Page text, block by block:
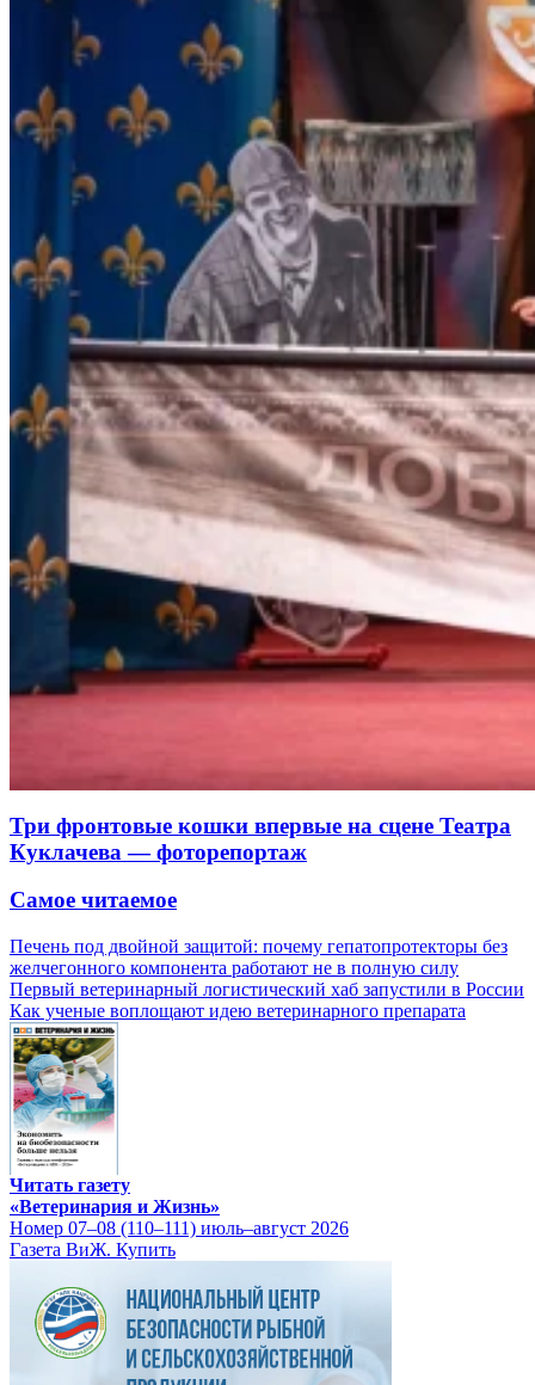
Три фронтовые кошки впервые на сцене Театра
Куклачева — фоторепортаж
Самое читаемое
Печень под двойной защитой: почему гепатопротекторы без
желчегонного компонента работают не в полную силу
Первый ветеринарный логистический хаб запустили в России
Как ученые воплощают идею ветеринарного препарата
Читать газету
«Ветеринария и Жизнь»
Номер 07–08 (110–111) июль–август 2026
Газета ВиЖ. Купить